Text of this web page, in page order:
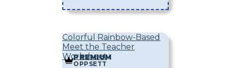
Colorful Rainbow-Based
Meet the Teacher
Worksheet
PREMIUM
OPPSETT